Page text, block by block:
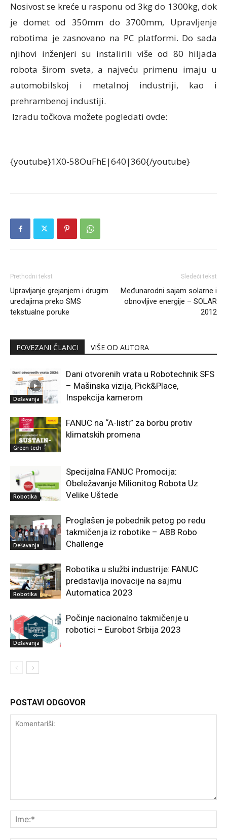
Nosivost se kreće u rasponu od 3kg do 1300kg, dok
je domet od 350mm do 3700mm, Upravljenje
robotima je zasnovano na PC platformi. Do sada
njihovi inženjeri su instalirili više od 80 hiljada
robota širom sveta, a najveću primenu imaju u
automobilskoj i metalnoj industriji, kao i
prehrambenoj industiji.
Izradu točkova možete pogledati ovde:
{youtube}1X0-58OuFhE|640|360{/youtube}
Prethodni tekst
Upravljanje grejanjem i drugim
uređajima preko SMS
tekstualne poruke
Sledeći tekst
Međunarodni sajam solarne i
obnovljive energije – SOLAR
2012
POVEZANI ČLANCI VIŠE OD AUTORA
Dešavanja
Dani otvorenih vrata u Robotechnik SFS
– Mašinska vizija, Pick&Place,
Inspekcija kamerom
Green tech
FANUC na “A-listi” za borbu protiv
klimatskih promena
Robotika
Specijalna FANUC Promocija:
Obeležavanje Milionitog Robota Uz
Velike Uštede
Dešavanja
Proglašen je pobednik petog po redu
takmičenja iz robotike – ABB Robo
Challenge
Robotika
Robotika u službi industrije: FANUC
predstavlja inovacije na sajmu
Automatica 2023
Dešavanja
Počinje nacionalno takmičenje u
robotici – Eurobot Srbija 2023
POSTAVI ODGOVOR